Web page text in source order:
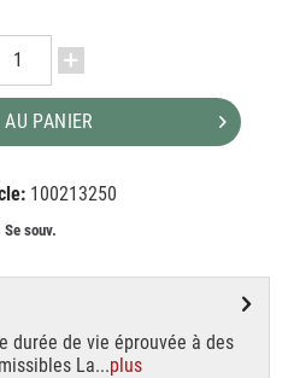
PANIER
100213250
Se souv.
durée de vie éprouvée à des
La...plus